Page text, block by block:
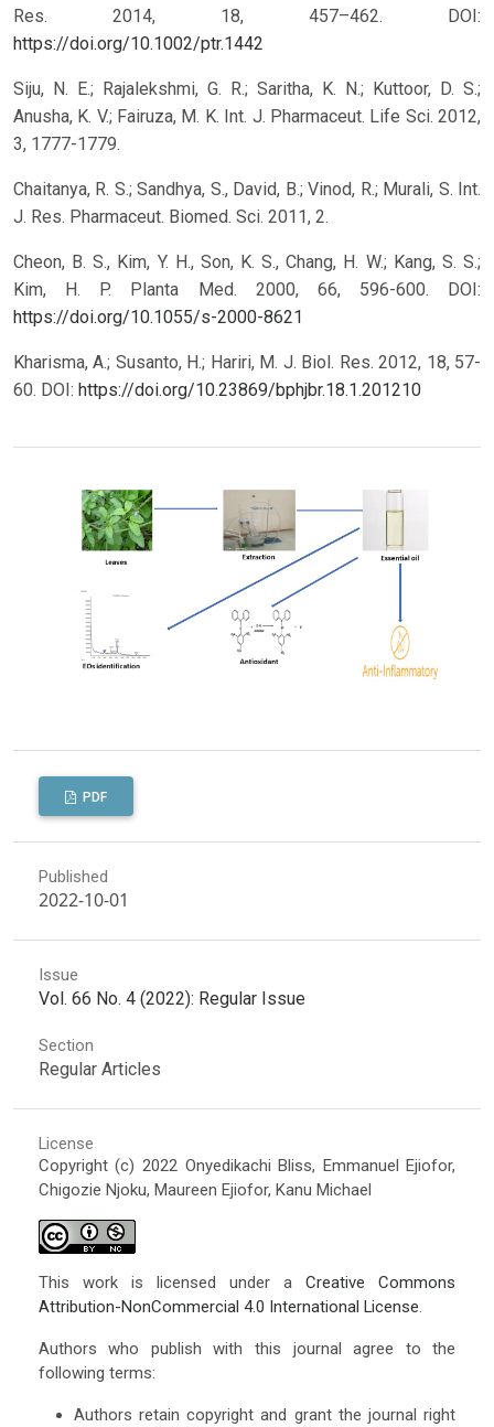
Res. 2014, 18, 457–462. DOI:
https://doi.org/10.1002/ptr.1442
Siju, N. E.; Rajalekshmi, G. R.; Saritha, K. N.; Kuttoor, D. S.;
Anusha, K. V.; Fairuza, M. K. Int. J. Pharmaceut. Life Sci. 2012,
3, 1777-1779.
Chaitanya, R. S.; Sandhya, S., David, B.; Vinod, R.; Murali, S. Int.
J. Res. Pharmaceut. Biomed. Sci. 2011, 2.
Cheon, B. S., Kim, Y. H., Son, K. S., Chang, H. W.; Kang, S. S.;
Kim, H. P. Planta Med. 2000, 66, 596-600. DOI:
https://doi.org/10.1055/s-2000-8621
Kharisma, A.; Susanto, H.; Hariri, M. J. Biol. Res. 2012, 18, 57-
60. DOI: https://doi.org/10.23869/bphjbr.18.1.201210
PDF
Published
2022-10-01
Issue
Vol. 66 No. 4 (2022): Regular Issue
Section
Regular Articles
License
Copyright (c) 2022 Onyedikachi Bliss, Emmanuel Ejiofor,
Chigozie Njoku, Maureen Ejiofor, Kanu Michael
This work is licensed under aCreative Commons
Attribution-NonCommercial 4.0 International License.
Authors who publish with this journal agree to the
following terms:
Authors retain copyright and grant the journal right